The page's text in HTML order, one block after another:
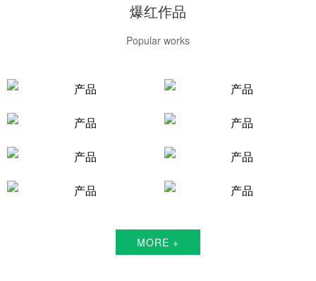
爆红作品
Popular works
MORE +